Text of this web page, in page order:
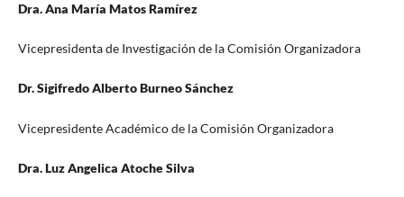
Dra. Ana María Matos Ramírez
Vicepresidenta de Investigación de la Comisión Organizadora
Dr. Sigifredo Alberto Burneo Sánchez
Vicepresidente Académico de la Comisión Organizadora
Dra. Luz Angelica Atoche Silva